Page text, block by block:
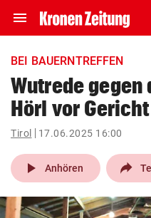
menu Navigation
ein-/ausklappen
account_circle Anmelden
pin_drop
Wien
bookmark
BEI BAUERNTREFFEN
Wutrede gegen
Hörl vor Gericht
Tirol 17.06.2025 16:00
play_arrow Anhören